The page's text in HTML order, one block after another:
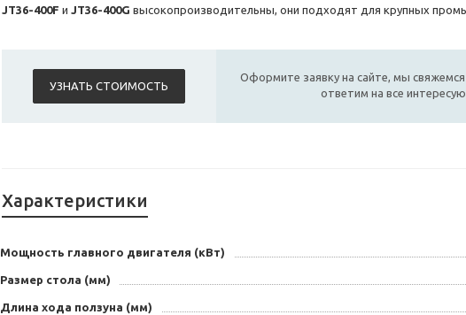
JT36-400F и JT36-400G высокопроизводительны, они подходят для крупных
УЗНАТЬ СТОИМОСТЬ
Оформите заявку на сайте, мы
ответим на все
Характеристики
Мощность главного двигателя (кВт)
Размер стола (мм)
Длина хода ползуна (мм)